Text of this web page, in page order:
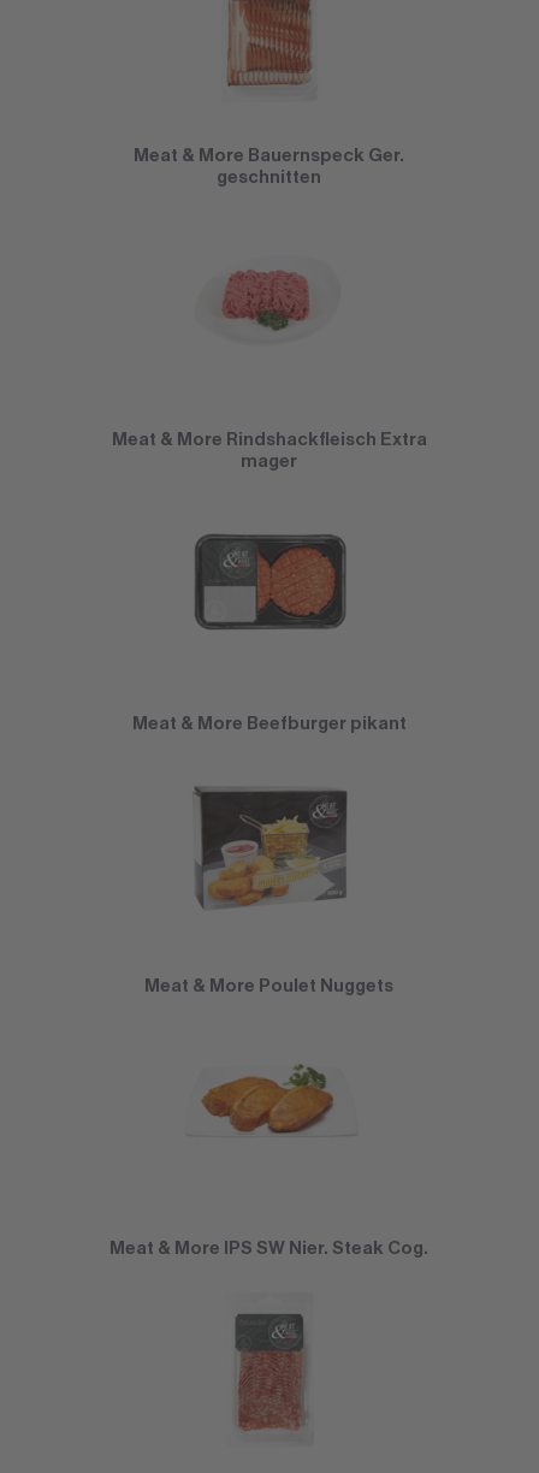
Meat & More Bauernspeck Ger.
geschnitten
Meat & More Rindshackfleisch Extra
mager
Meat & More Beefburger pikant
Meat & More Poulet Nuggets
Meat & More IPS SW Nier. Steak Cog.